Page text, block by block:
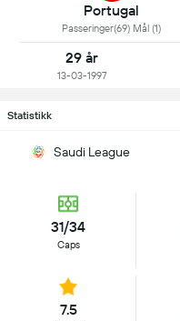
Portugal
Passeringer(69) Mål (1)
29 år
13-03-1997
Statistikk
Saudi League
31/34
Caps
7.5